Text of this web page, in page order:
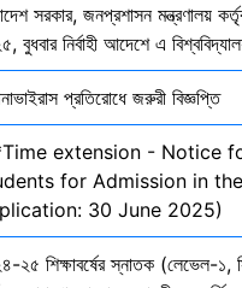
সরকার, জনপ্রশাসন মন্ত্রণালয়
বুধবার নির্বাহী আদেশে এ
প্রতিরোধে জরুরী বিজ্ঞপ্তি
extension - Notice
for Admission in
30 June 2025)
২৫ শিক্ষাবর্ষের স্নাতক (লেভেল-১,